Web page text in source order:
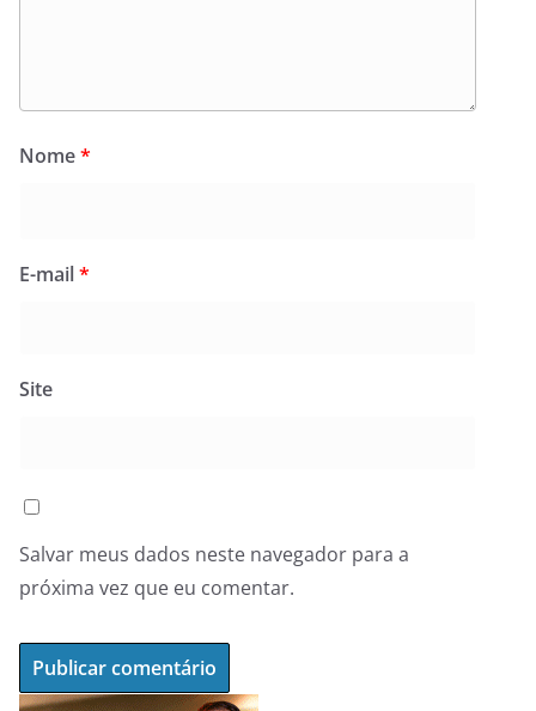
Nome*
E-mail*
Site
Salvar meus dados neste navegador para a
próxima vez que eu comentar.